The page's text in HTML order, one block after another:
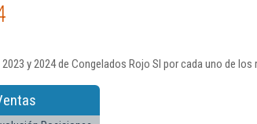
y 2024 de Congelados Rojo Sl por cada uno de los